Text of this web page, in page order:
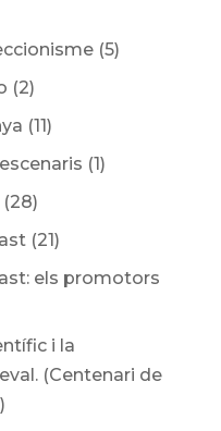
(5)
(2)
(11)
(1)
(21)
els promotors
i la
(Centenari de